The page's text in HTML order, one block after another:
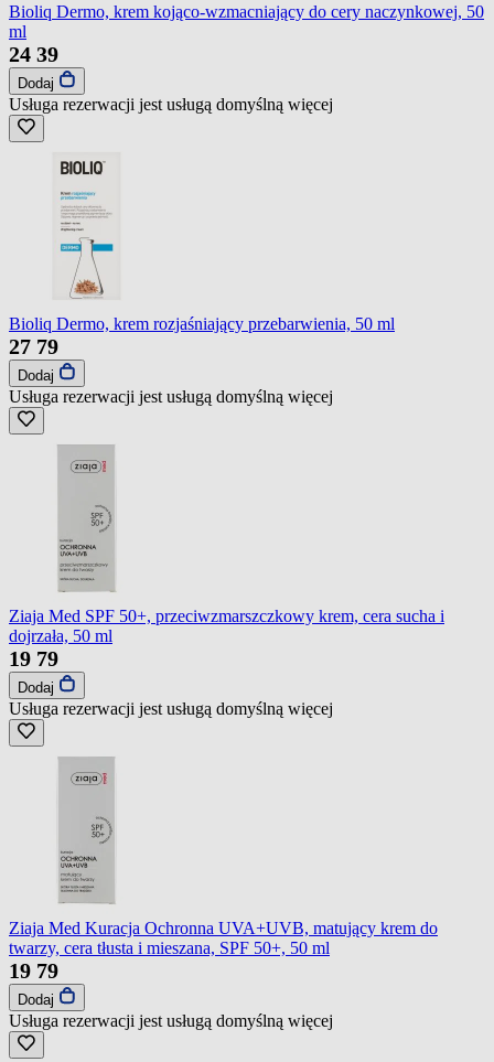
Bioliq Dermo, krem kojąco-wzmacniający do cery naczynkowej, 50
ml
24 39
Dodaj
Usługa rezerwacji jest usługą domyślną więcej
Bioliq Dermo, krem rozjaśniający przebarwienia, 50 ml
27 79
Dodaj
Usługa rezerwacji jest usługą domyślną więcej
Ziaja Med SPF 50+, przeciwzmarszczkowy krem, cera sucha i
dojrzała, 50 ml
19 79
Dodaj
Usługa rezerwacji jest usługą domyślną więcej
Ziaja Med Kuracja Ochronna UVA+UVB, matujący krem do
twarzy, cera tłusta i mieszana, SPF 50+, 50 ml
19 79
Dodaj
Usługa rezerwacji jest usługą domyślną więcej